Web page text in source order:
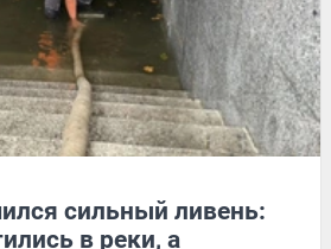
сильный ливень:
в реки, а